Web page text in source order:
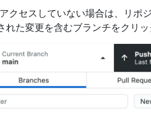
クセスしていない場合は、リポ
た変更を含むブランチをクリッ